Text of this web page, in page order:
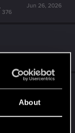
About
376
Jun 26, 2026
Jun 20, 2026
Jun 10, 2026